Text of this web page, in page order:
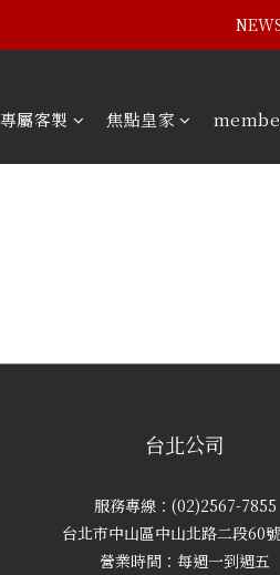
專屬客製 焦點皇家
台北公司
服務專線：(02)2567-7855
台北市中山區中山北路二段60
營業時間：每週一到週五